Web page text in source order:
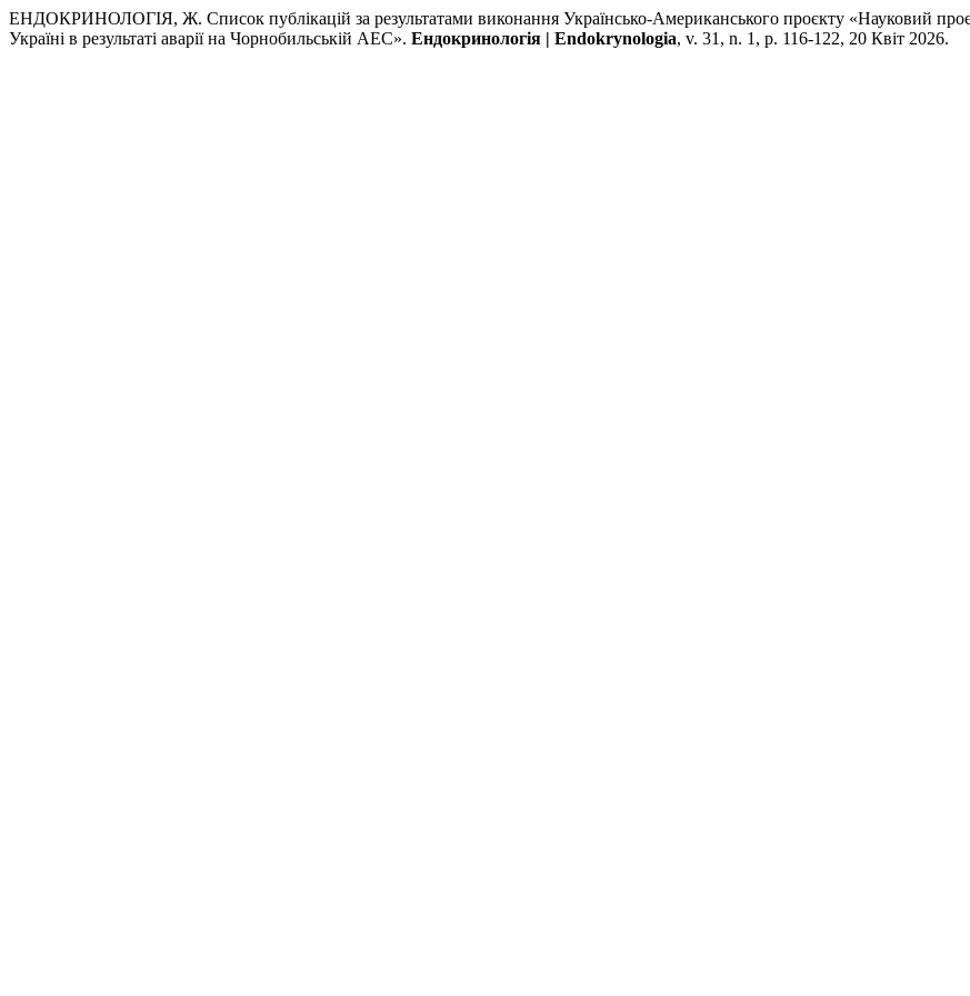
ЕНДОКРИНОЛОГІЯ, Ж. Список публікацій за результатами виконання Українсько-Американського проєкту «Науковий
Україні в результаті аварії на Чорнобильській АЕС». Ендокринологія | Endokrynologia, v. 31, n. 1, p. 116-122, 20 Квіт 2026.